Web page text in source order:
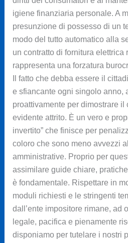
igiene finanziaria personale. A
presunzione di possesso di un
modo del tutto automatico alla
un contratto di fornitura
rappresenta una forzatura
Il fatto che debba essere il
e sfiancante ogni singolo anno,
proattivamente per dimostrare il
evidente attrito. È un vero e
invertito” che finisce per
coloro che sono meno avvezzi
amministrative. Proprio per
assimilare guide chiare,
è fondamentale. Rispettare in
moduli richiesti e le stringenti
dall’ente impositore rimane, ad
legale, pacifica e pienamente
disponiamo per tutelare i nostri